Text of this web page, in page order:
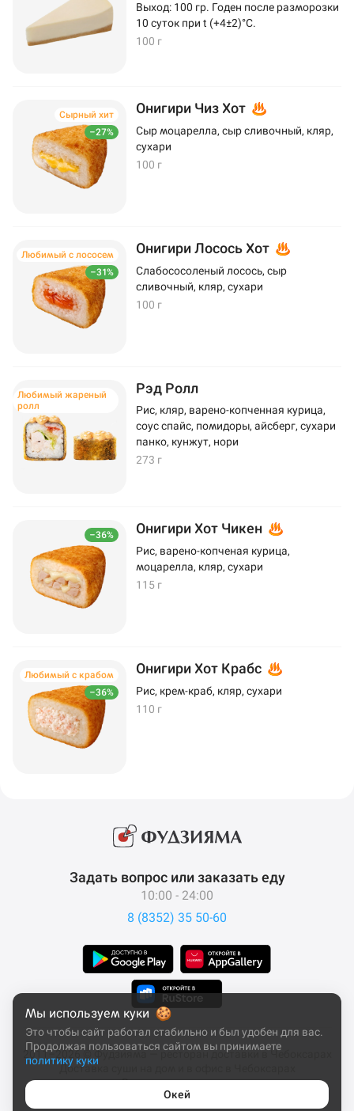
Выход: 100 гр. Годен после разморозки
10 суток при t (+4±2)°C.
100 г
–27%
Сырный хит Онигири Чиз Хот
Сыр моцарелла, сыр сливочный, кляр,
сухари
100 г
–31%
Любимый с лососем Онигири Лосось Хот
Слабососоленый лосось, сыр
сливочный, кляр, сухари
100 г
Любимый жареный
ролл
Рэд Ролл
Рис, кляр, варено-копченная курица,
соус спайс, помидоры, айсберг, сухари
панко, кунжут, нори
273 г
–36% Онигири Хот Чикен
Рис, варено-копченая курица,
моцарелла, кляр, сухари
115 г
–36%
Любимый с крабом Онигири Хот Крабс
Рис, крем-краб, кляр, сухари
110 г
Задать вопрос или заказать еду
10:00 - 24:00
8 (8352) 35 50-60
2011–2026 © Фудзияма — ресторан доставки в Чебоксарах
Доставка суши на дом и в офис в Чебоксарах
Все права защищены
Мы используем куки
Это чтобы сайт работал стабильно и был удобен для вас.
Продолжая пользоваться сайтом вы принимаете
политику куки
Окей